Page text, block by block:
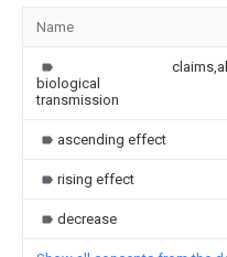
Name
biological
transmission
ascending effect
rising effect
decrease